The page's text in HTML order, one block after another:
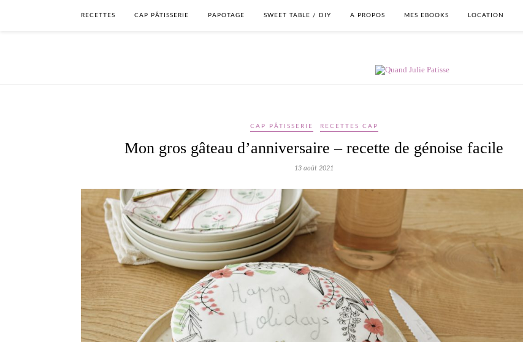
RECETTES CAP PÂTISSERIE PAPOTAGE SWEET TABLE / DIY A PROPOS MES EBOOKS LOCATION
CAP PÂTISSERIE RECETTES CAP
Mon gros gâteau d’anniversaire – recette de génoise facile
13 août 2021